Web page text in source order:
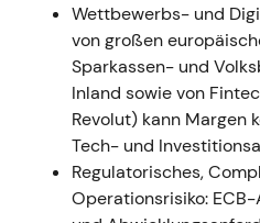
Auslagerung der
und bucht eine
Abschreibung von
[32]
Einordnung:Die
reduzierte das
Umsetzungsrisiko
Projektabschreibung
Wettbewerbs- und
von großen
Sparkassen- und
Inland sowie von
Revolut) kann Margen
Tech- und
Regulatorisches,
Operationsrisiko: